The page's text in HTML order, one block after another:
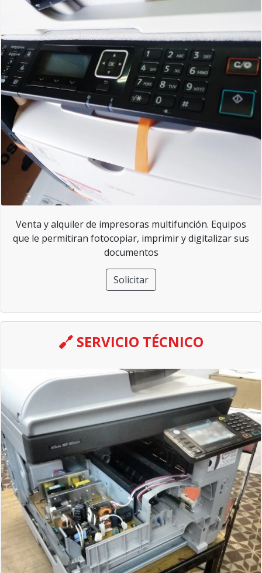
Venta y alquiler de impresoras multifunción. Equipos
que le permitiran fotocopiar, imprimir y digitalizar sus
documentos
Solicitar
SERVICIO TÉCNICO